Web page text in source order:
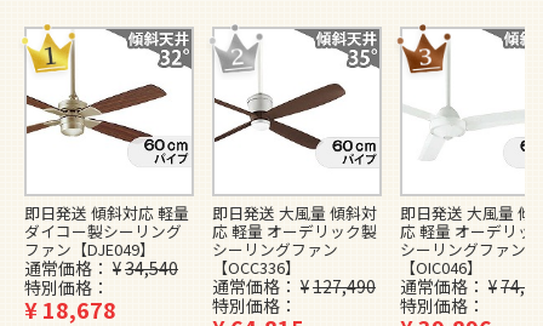
即日発送 傾斜対応 軽量
ダイコー製シーリング
ファン【DJE049】
通常価格 ¥34,540
特別価格
¥18,678
即日発送 大風量 傾斜対
応 軽量 オーデリック製
シーリングファン
【OCC336】
通常価格 ¥127,490
特別価格
即日発送 大風量 傾
応 軽量 オーデリッ
シーリングファン
【OIC046】
通常価格 ¥
特別価格